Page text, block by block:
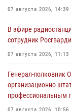
07 августа 2026, 14:39
В эфире
сотрудник
07 августа 2026, 11:13
Генерал-полковник
организационно-
профессиональным
07 августа 2026, 10:56